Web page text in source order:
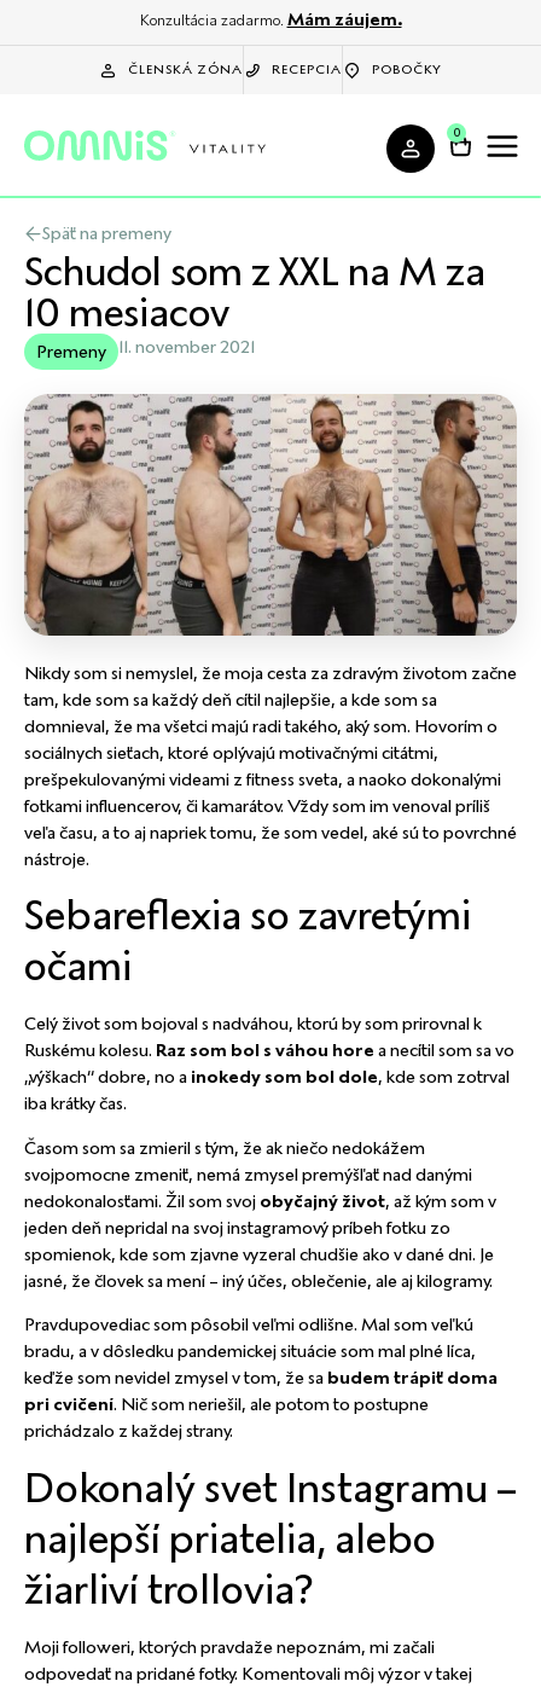
Konzultácia zadarmo. Mám záujem.
ČLENSKÁ ZÓNA RECEPCIA POBOČKY
0
Späť na premeny
Schudol som z XXL na M za
10 mesiacov
Premeny 11. november 2021
Nikdy som si nemyslel, že moja cesta za zdravým životom začne
tam, kde som sa každý deň cítil najlepšie, a kde som sa
domnieval, že ma všetci majú radi takého, aký som. Hovorím o
sociálnych sieťach, ktoré oplývajú motivačnými citátmi,
prešpekulovanými videami z fitness sveta, a naoko dokonalými
fotkami influencerov, či kamarátov. Vždy som im venoval príliš
veľa času, a to aj napriek tomu, že som vedel, aké sú to povrchné
nástroje.
Sebareflexia so zavretými
očami
Celý život som bojoval s nadváhou, ktorú by som prirovnal k
Ruskému kolesu. Raz som bol s váhou hore a necítil som sa vo
„výškach“ dobre, no a inokedy som bol dole, kde som zotrval
iba krátky čas.
Časom som sa zmieril s tým, že ak niečo nedokážem
svojpomocne zmeniť, nemá zmysel premýšľať nad danými
nedokonalosťami. Žil som svoj obyčajný život, až kým som v
jeden deň nepridal na svoj instagramový príbeh fotku zo
spomienok, kde som zjavne vyzeral chudšie ako v dané dni. Je
jasné, že človek sa mení – iný účes, oblečenie, ale aj kilogramy.
Pravdupovediac som pôsobil veľmi odlišne. Mal som veľkú
bradu, a v dôsledku pandemickej situácie som mal plné líca,
keďže som nevidel zmysel v tom, že sa budem trápiť doma
pri cvičení. Nič som neriešil, ale potom to postupne
prichádzalo z každej strany.
Dokonalý svet Instagramu –
najlepší priatelia, alebo
žiarliví trollovia?
Moji followeri, ktorých pravdaže nepoznám, mi začali
odpovedať na pridané fotky. Komentovali môj výzor v takej